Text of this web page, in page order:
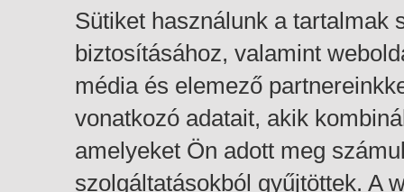
Sütiket használunk a tartalmak
biztosításához, valamint
média és elemező
vonatkozó adatait, akik
amelyeket Ön adott meg
szolgáltatásokból gyűjtöttek. A